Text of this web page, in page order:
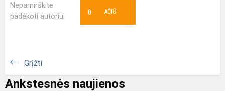
Nepamirškite
padėkoti autoriui
AČIŪ
0
Grįžti
Ankstesnės naujienos